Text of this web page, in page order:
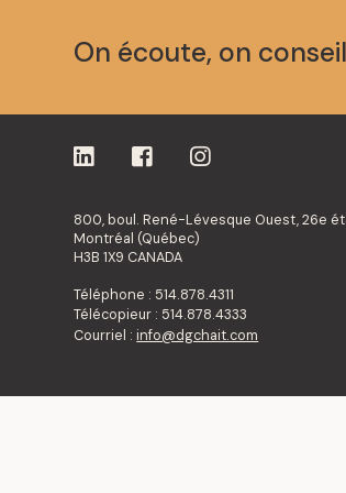
On écoute, on
800, boul. René-Lévesque Ouest, 26e
Montréal (Québec)
H3B 1X9 CANADA
Téléphone : 514.878.4311
Télécopieur : 514.878.4333
Courriel :info@dgchait.com